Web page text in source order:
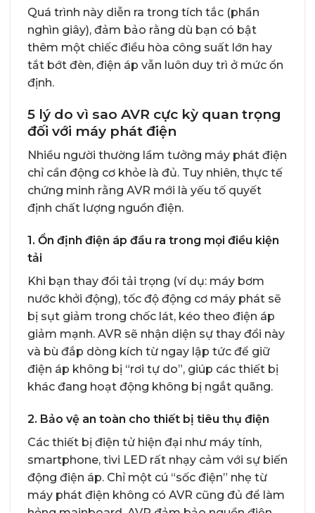
Quá trình này diễn ra trong tích tắc (phần
nghìn giây), đảm bảo rằng dù bạn có bật
thêm một chiếc điều hòa công suất lớn hay
tắt bớt đèn, điện áp vẫn luôn duy trì ở mức ổn
định.
5 lý do vì sao AVR cực kỳ quan trọng
đối với máy phát điện
Nhiều người thường lầm tưởng máy phát điện
chỉ cần động cơ khỏe là đủ. Tuy nhiên, thực tế
chứng minh rằng AVR mới là yếu tố quyết
định chất lượng nguồn điện.
1. Ổn định điện áp đầu ra trong mọi điều kiện
tải
Khi bạn thay đổi tải trọng (ví dụ: máy bơm
nước khởi động), tốc độ động cơ máy phát sẽ
bị sụt giảm trong chốc lát, kéo theo điện áp
giảm mạnh. AVR sẽ nhận diện sự thay đổi này
và bù đắp dòng kích từ ngay lập tức để giữ
điện áp không bị “rơi tự do”, giúp các thiết bị
khác đang hoạt động không bị ngắt quãng.
2. Bảo vệ an toàn cho thiết bị tiêu thụ điện
Các thiết bị điện tử hiện đại như máy tính,
smartphone, tivi LED rất nhạy cảm với sự biến
động điện áp. Chỉ một cú “sốc điện” nhẹ từ
máy phát điện không có AVR cũng đủ để làm